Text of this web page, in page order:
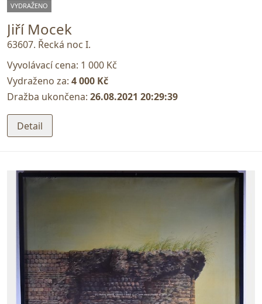
VYDRAŽENO
Jiří Mocek
63607. Řecká noc I.
Vyvolávací cena: 1 000 Kč
Vydraženo za: 4 000 Kč
Dražba ukončena: 26.08.2021 20:29:39
Detail